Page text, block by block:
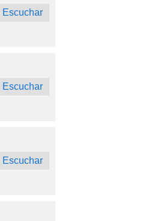
Escuchar
Escuchar
Escuchar